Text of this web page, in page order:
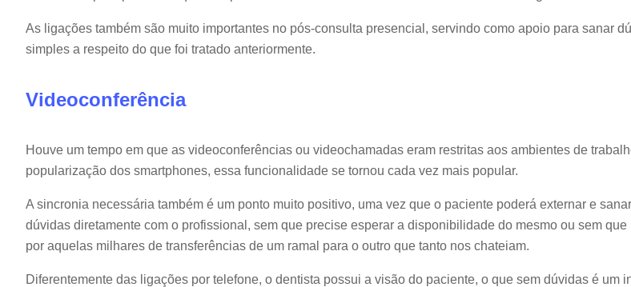
As ligações também são muito importantes no pós-consulta presencial, servindo como apoio para sanar
simples a respeito do que foi tratado anteriormente.
Videoconferência
Houve um tempo em que as videoconferências ou videochamadas eram restritas aos ambientes de
popularização dos smartphones, essa funcionalidade se tornou cada vez mais popular.
A sincronia necessária também é um ponto muito positivo, uma vez que o paciente poderá externar e
dúvidas diretamente com o profissional, sem que precise esperar a disponibilidade do mesmo ou sem que
por aquelas milhares de transferências de um ramal para o outro que tanto nos chateiam.
Diferentemente das ligações por telefone, o dentista possui a visão do paciente, o que sem dúvidas é um